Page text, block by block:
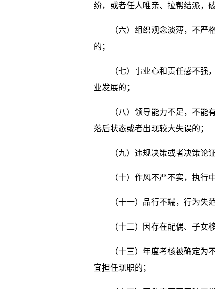
纷，或者任人唯亲、拉帮结派，
（六）组织观念淡薄，不严格
的；
（七）事业心和责任感不强，
业发展的；
（八）领导能力不足，不能有
落后状态或者出现较大失误的；
（九）违规决策或者决策论证
（十）作风不严不实，执行中
（十一）品行不端，行为失范
（十二）因存在配偶、子女移
（十三）年度考核被确定为不
宜担任现职的；